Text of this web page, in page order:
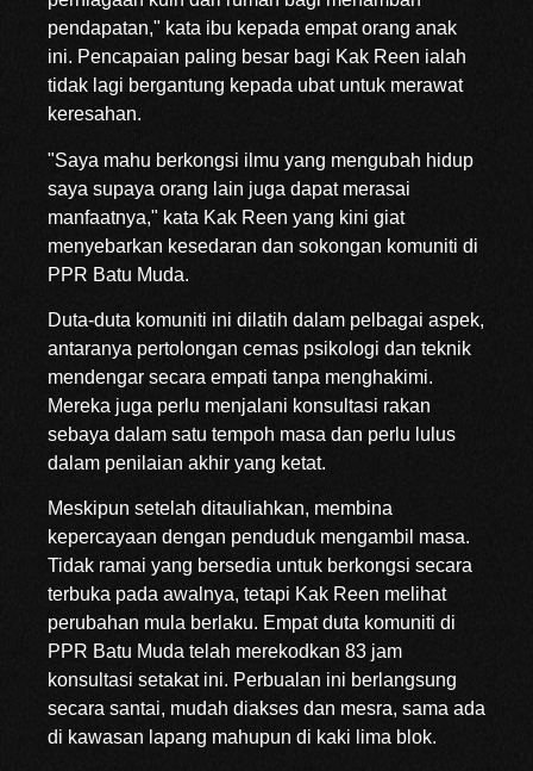
pendapatan," kata ibu kepada empat orang anak
ini. Pencapaian paling besar bagi Kak Reen ialah
tidak lagi bergantung kepada ubat untuk merawat
keresahan.
"Saya mahu berkongsi ilmu yang mengubah hidup
saya supaya orang lain juga dapat merasai
manfaatnya," kata Kak Reen yang kini giat
menyebarkan kesedaran dan sokongan komuniti di
PPR Batu Muda.
Duta-duta komuniti ini dilatih dalam pelbagai aspek,
antaranya pertolongan cemas psikologi dan teknik
mendengar secara empati tanpa menghakimi.
Mereka juga perlu menjalani konsultasi rakan
sebaya dalam satu tempoh masa dan perlu lulus
dalam penilaian akhir yang ketat.
Meskipun setelah ditauliahkan, membina
kepercayaan dengan penduduk mengambil masa.
Tidak ramai yang bersedia untuk berkongsi secara
terbuka pada awalnya, tetapi Kak Reen melihat
perubahan mula berlaku. Empat duta komuniti di
PPR Batu Muda telah merekodkan 83 jam
konsultasi setakat ini. Perbualan ini berlangsung
secara santai, mudah diakses dan mesra, sama ada
di kawasan lapang mahupun di kaki lima blok.